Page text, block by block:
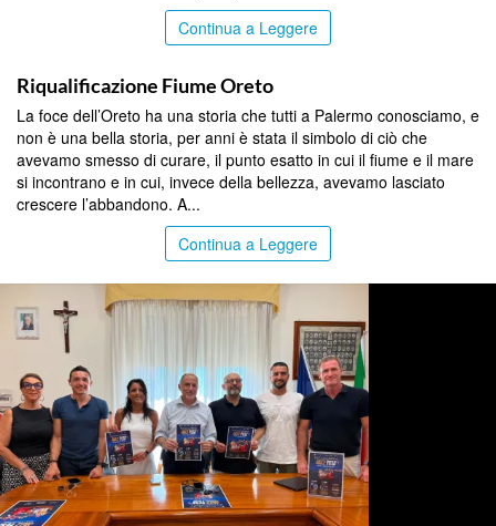
Continua a Leggere
Riqualificazione Fiume Oreto
La foce dell’Oreto ha una storia che tutti a Palermo conosciamo, e
non è una bella storia, per anni è stata il simbolo di ciò che
avevamo smesso di curare, il punto esatto in cui il fiume e il mare
si incontrano e in cui, invece della bellezza, avevamo lasciato
crescere l’abbandono. A...
Continua a Leggere